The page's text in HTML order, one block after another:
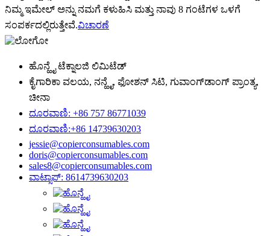
ನಿಮ್ಮ ಇಮೇಲ್ ಅನ್ನು ನಮಗೆ ಕಳುಹಿಸಿ ಮತ್ತು ನಾವು 8 ಗಂಟೆಗಳ ಒಳಗೆ
ಸಂಪರ್ಕದಲ್ಲಿರುತ್ತೇವೆ.ವಿಚಾರಣೆ
ಹೊನ್ಹೈ ಟೆಕ್ನಾಲಜಿ ಲಿಮಿಟೆಡ್
ಕೈಗಾರಿಕಾ ವಲಯ, ನನ್ಹೈ, ಫೋಶನ್ ಸಿಟಿ, ಗುವಾಂಗ್‌ಡಾಂಗ್ ಪ್ರಾಂತ್ಯ,
ಚೀನಾ
ದೂರವಾಣಿ: +86 757 86771039
ದೂರವಾಣಿ:+86 14739630203
jessie@copierconsumables.com
doris@copierconsumables.com
sales8@copierconsumables.com
ವಾಟ್ಸಾಪ್: 8614739630203